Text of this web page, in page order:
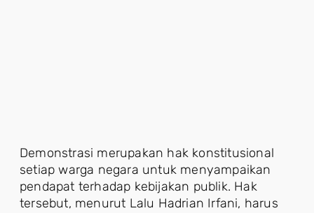
Demonstrasi merupakan hak konstitusional
setiap warga negara untuk menyampaikan
pendapat terhadap kebijakan publik. Hak
tersebut, menurut Lalu Hadrian Irfani, harus